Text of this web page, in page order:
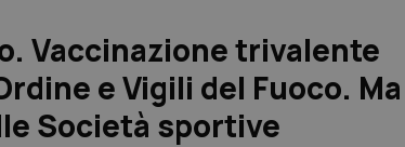
Vaccinazione trivalente
e Vigili del Fuoco.
Società sportive